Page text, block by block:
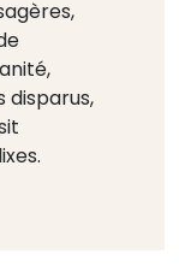
disparus,